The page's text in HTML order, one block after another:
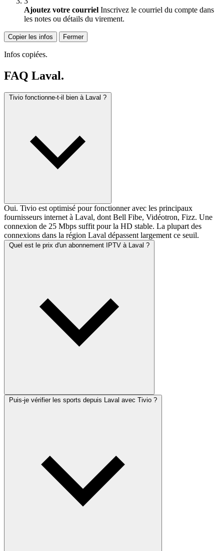
Ajoutez votre courriel Inscrivez le courriel du compte dans
les notes ou détails du virement.
Copier les infos Fermer
Infos copiées.
FAQ Laval.
Tivio fonctionne-t-il bien à Laval ?
Oui. Tivio est optimisé pour fonctionner avec les principaux
fournisseurs internet à Laval, dont Bell Fibe, Vidéotron, Fizz. Une
connexion de 25 Mbps suffit pour la HD stable. La plupart des
connexions dans la région Laval dépassent largement ce seuil.
Quel est le prix d'un abonnement IPTV à Laval ?
Puis-je vérifier les sports depuis Laval avec Tivio ?